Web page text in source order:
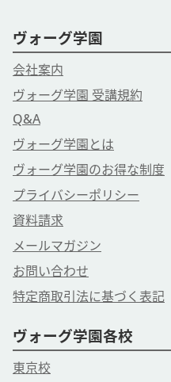
ヴォーグ学園
会社案内
ヴォーグ学園 受講規約
Q&A
ヴォーグ学園とは
ヴォーグ学園のお得な制度
プライバシーポリシー
資料請求
メールマガジン
お問い合わせ
特定商取引法に基づく表記
ヴォーグ学園各校
東京校